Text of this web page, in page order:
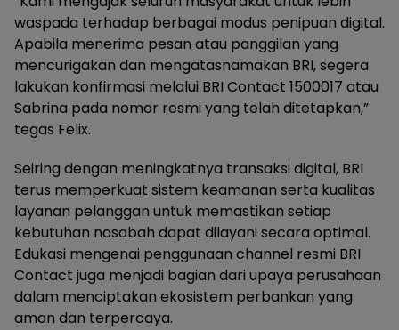
waspada terhadap berbagai modus penipuan digital.
Apabila menerima pesan atau panggilan yang
mencurigakan dan mengatasnamakan BRI, segera
lakukan konfirmasi melalui BRI Contact 1500017 atau
Sabrina pada nomor resmi yang telah ditetapkan,”
tegas Felix.
Seiring dengan meningkatnya transaksi digital, BRI
terus memperkuat sistem keamanan serta kualitas
layanan pelanggan untuk memastikan setiap
kebutuhan nasabah dapat dilayani secara optimal.
Edukasi mengenai penggunaan channel resmi BRI
Contact juga menjadi bagian dari upaya perusahaan
dalam menciptakan ekosistem perbankan yang
aman dan terpercaya.